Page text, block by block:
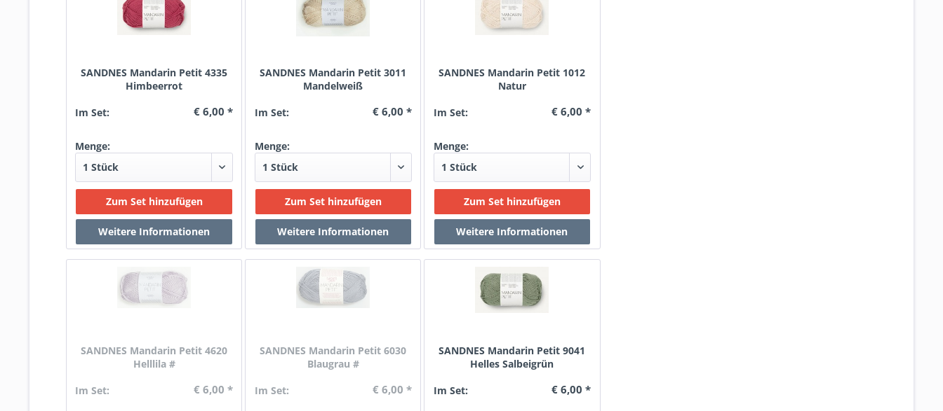
SANDNES Mandarin Petit 4335
Himbeerrot
Im Set:
€ 6,00 *
Menge:
SANDNES Mandarin Petit 3011
Mandelweiß
Im Set:
€ 6,00 *
Menge:
SANDNES Mandarin Petit 1012
Natur
Im Set:
€ 6,00 *
Menge:
SANDNES Mandarin Petit 4620
Helllila #
Im Set:
€ 6,00 *
SANDNES Mandarin Petit 6030
Blaugrau #
Im Set:
€ 6,00 *
SANDNES Mandarin Petit 9041
Helles Salbeigrün
Im Set:
€ 6,00 *